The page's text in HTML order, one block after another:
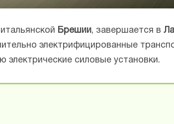
Брешии, завершается в
электрифицированные
силовые установки.